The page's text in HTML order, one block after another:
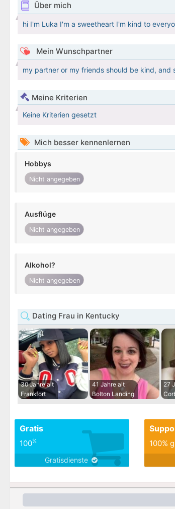
Über mich
hi I'm Luka I'm a sweetheart I'm kind to
Mein Wunschpartner
my partner or my friends should be kind, and
Meine Kriterien
Keine Kriterien gesetzt
Mich besser kennenlernen
Hobbys
Nicht angegeben
Ausflüge
Nicht angegeben
Alkohol?
Nicht angegeben
Dating Frau in Kentucky
30 Jahre alt
Frankfort
41 Jahre alt
Bolton Landing
27
Gratis
100%
Gratisdienste
100%